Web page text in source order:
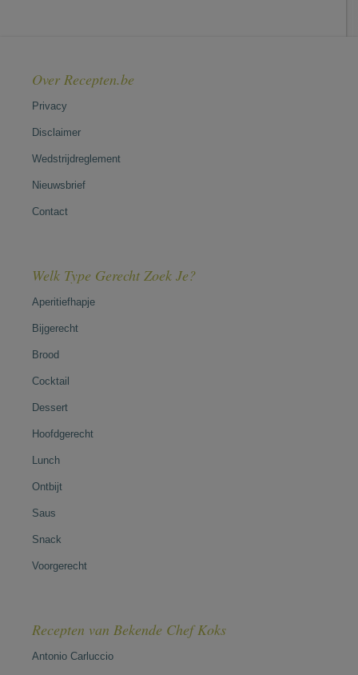
Over Recepten.be
Privacy
Disclaimer
Wedstrijdreglement
Nieuwsbrief
Contact
Welk Type Gerecht Zoek Je?
Aperitiefhapje
Bijgerecht
Brood
Cocktail
Dessert
Hoofdgerecht
Lunch
Ontbijt
Saus
Snack
Voorgerecht
Recepten van Bekende Chef Koks
Antonio Carluccio